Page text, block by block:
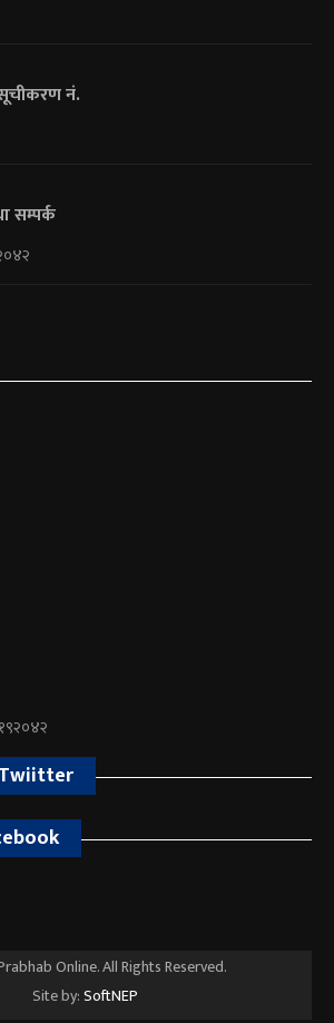
नं.
सम्पर्क
Online. All Rights Reserved.
Site by:SoftNEP